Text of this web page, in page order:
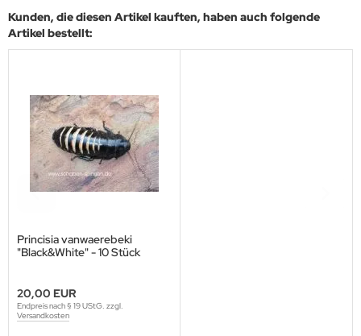
Kunden, die diesen Artikel kauften, haben auch folgende
Artikel bestellt:
Princisia vanwaerebeki
"Black&White" - 10 Stück
20,00 EUR
Endpreis nach § 19 UStG. zzgl.
Versandkosten